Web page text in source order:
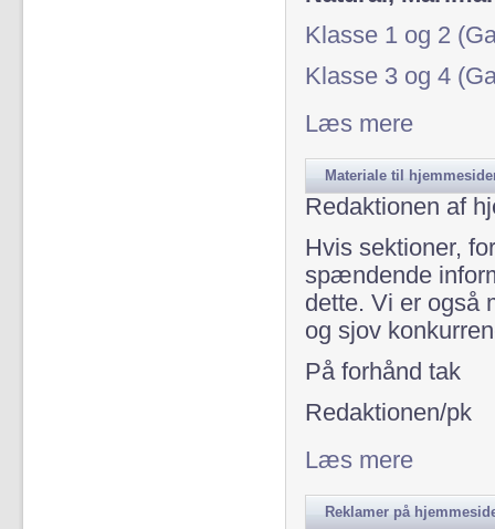
Klasse 1 og 2
Klasse 3 og 4
Læs mere
Materiale til
Redaktionen af
Hvis sektioner,
spændende
dette. Vi er også
og sjov
På forhånd tak
Redaktionen/pk
Læs mere
Reklamer på